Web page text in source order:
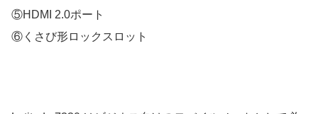
⑤HDMI 2.0ポート
⑥くさび形ロックスロット